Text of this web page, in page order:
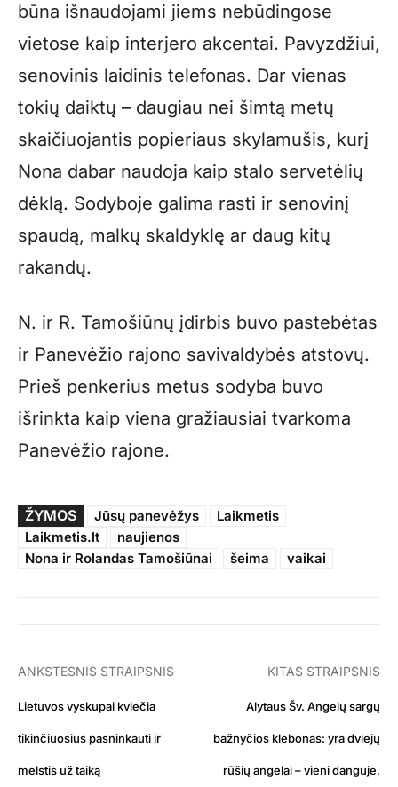
būna išnaudojami jiems nebūdingose
vietose kaip interjero akcentai. Pavyzdžiui,
senovinis laidinis telefonas. Dar vienas
tokių daiktų – daugiau nei šimtą metų
skaičiuojantis popieriaus skylamušis, kurį
Nona dabar naudoja kaip stalo servetėlių
dėklą. Sodyboje galima rasti ir senovinį
spaudą, malkų skaldyklę ar daug kitų
rakandų.
N. ir R. Tamošiūnų įdirbis buvo pastebėtas
ir Panevėžio rajono savivaldybės atstovų.
Prieš penkerius metus sodyba buvo
išrinkta kaip viena gražiausiai tvarkoma
Panevėžio rajone.
ŽYMOS Jūsų panevėžys
Laikmetis
Laikmetis.lt
naujienos
Nona ir Rolandas Tamošiūnai
šeima vaikai
ANKSTESNIS STRAIPSNIS
Lietuvos vyskupai kviečia
tikinčiuosius pasninkauti ir
melstis už taiką
KITAS STRAIPSNIS
Alytaus Šv. Angelų sargų
bažnyčios klebonas: yra dviejų
rūšių angelai – vieni danguje,